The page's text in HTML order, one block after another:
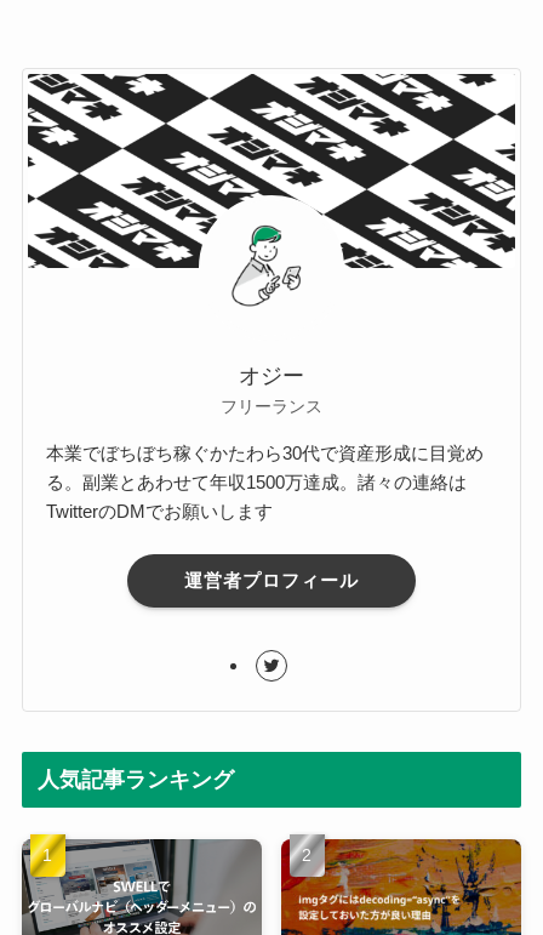
オジー
フリーランス
本業でぼちぼち稼ぐかたわら30代で資産形成に目覚め
る。副業とあわせて年収1500万達成。諸々の連絡は
TwitterのDMでお願いします
運営者プロフィール
人気記事ランキング